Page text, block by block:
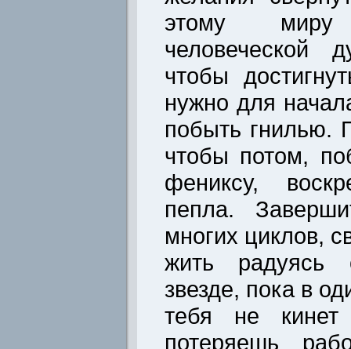
этому
человеческой
чтобы
нужно для
побыть гнилью.
чтобы потом,
фениксу,
пепла.
многих циклов,
жить радуясь
звезде, пока в
тебя не
потеряешь